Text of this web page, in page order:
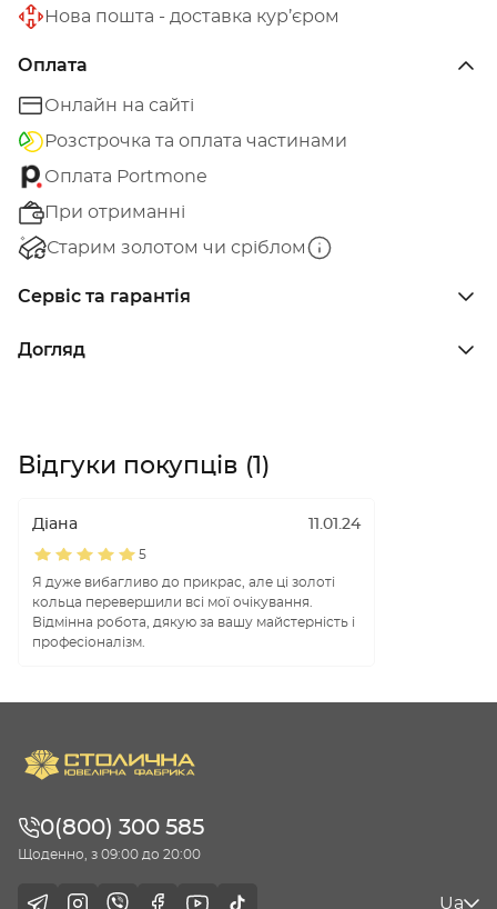
Нова пошта - доставка кур’єром
Оплата
Онлайн на сайті
Розстрочка та оплата частинами
Оплата Portmone
При отриманні
Старим золотом чи сріблом
Сервіс та гарантія
Догляд
Відгуки покупців (1)
Діана 11.01.24
5
Я дуже вибагливо до прикрас, але ці золоті
кольца перевершили всі мої очікування.
Відмінна робота, дякую за вашу майстерність і
професіоналізм.
0(800) 300 585
Щоденно, з 09:00 до 20:00
Ua